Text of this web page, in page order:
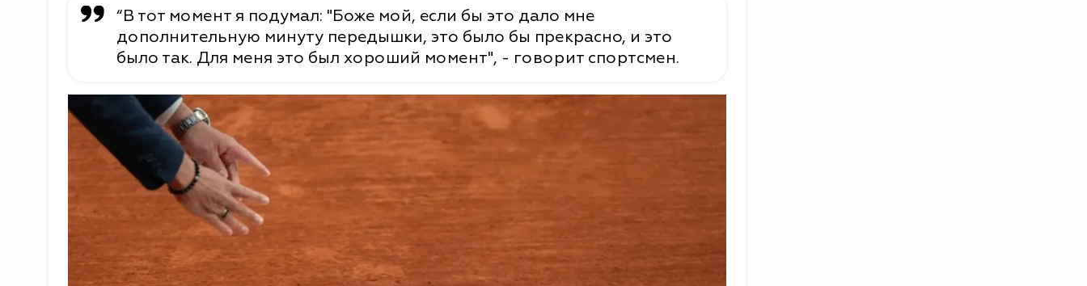
“В тот момент я подумал: "Боже мой, если бы это дало мне
дополнительную минуту передышки, это было бы прекрасно, и это
было так. Для меня это был хороший момент", - говорит спортсмен.